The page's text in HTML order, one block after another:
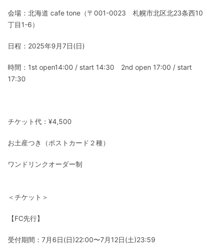
会場：北海道 cafe tone（〒001-0023 札幌市北区北23条西10
丁目1-6）
日程：2025年9月7日(日)
時間：1st open14:00 / start 14:30 2nd open 17:00 / start
17:30
チケット代：¥4,500
お土産つき（ポストカード２種）
ワンドリンクオーダー制
＜チケット＞
【FC先行】
受付期間：7月6日(日)22:00〜7月12日(土)23:59